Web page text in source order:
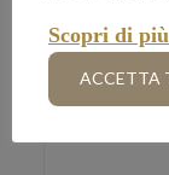
Scopri di
ACCETTA